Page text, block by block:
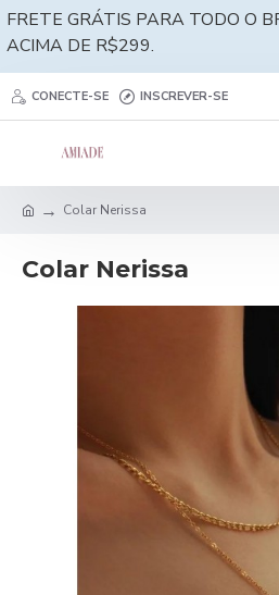
FRETE GRÁTIS PARA TODO O
ACIMA DE R$299.
CONECTE-SE INSCREVER-SE
Colar Nerissa
Colar Nerissa